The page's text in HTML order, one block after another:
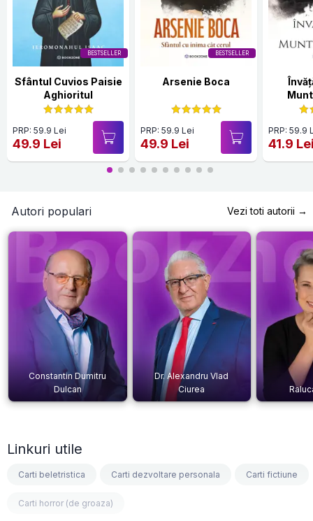
BESTSELLER
Sfântul Cuvios Paisie
Aghioritul
PRP: 59.9 Lei
49.9 Lei
BESTSELLER
Arsenie Boca
PRP: 59.9 Lei
49.9 Lei
PRP: 59.9
41.9
Autori populari Vezi toti autorii →
Constantin Dumitru
Dulcan
Dr. Alexandru Vlad
Ciurea
Linkuri utile
Carti beletristica Carti dezvoltare personala Carti fictiune
Carti horror (de groaza)